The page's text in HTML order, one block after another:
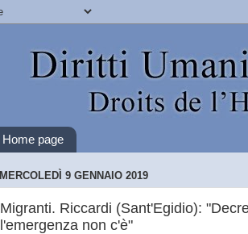
Home page
MERCOLEDÌ 9 GENNAIO 2019
Migranti. Riccardi (Sant'Egidio):
l'emergenza non c'è"